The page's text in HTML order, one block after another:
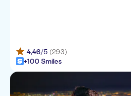
4,46/5 (293)
+100 Smiles